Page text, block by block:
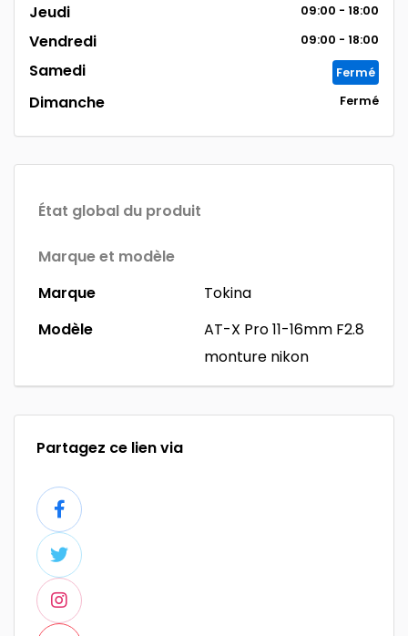
Jeudi 09:00 - 18:00
Vendredi 09:00 - 18:00
Samedi Fermé
Dimanche Fermé
État global du produit
Marque et modèle
Marque
Tokina
Modèle
AT-X Pro 11-16mm F2.8
monture nikon
Partagez ce lien via